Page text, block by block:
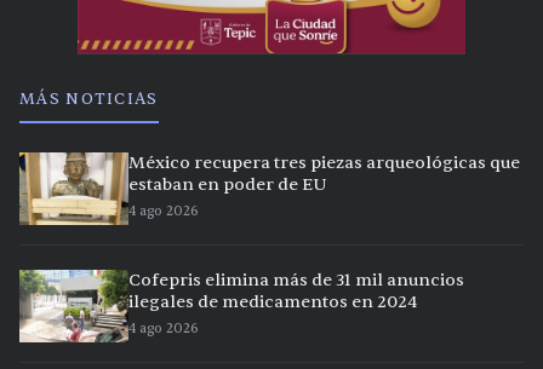
MÁS NOTICIAS
México recupera tres piezas arqueológicas que
estaban en poder de EU
4 ago 2026
Cofepris elimina más de 31 mil anuncios
ilegales de medicamentos en 2024
4 ago 2026